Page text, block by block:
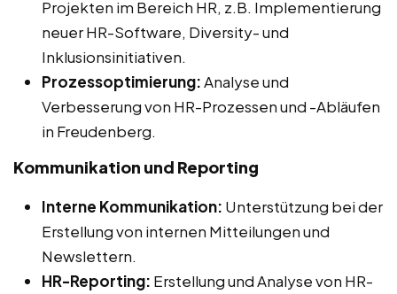
Projekten im Bereich HR, z.B. Implementierung
neuer HR-Software, Diversity- und
Inklusionsinitiativen.
Prozessoptimierung:Analyse und
Verbesserung von HR-Prozessen und -Abläufen
in Freudenberg.
Kommunikation und Reporting
Interne Kommunikation: Unterstützung bei der
Erstellung von internen Mitteilungen und
Newslettern.
HR-Reporting: Erstellung und Analyse von HR-